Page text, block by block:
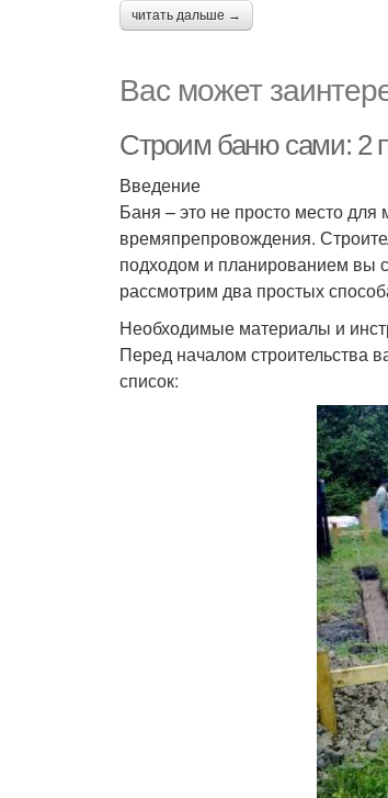
читать дальше →
Вас может
Строим баню сами: 2
Введение
Баня – это не просто место
времяпрепровождения.
подходом и планированием вы
рассмотрим два простых
Необходимые материалы и
Перед началом строительства
список: